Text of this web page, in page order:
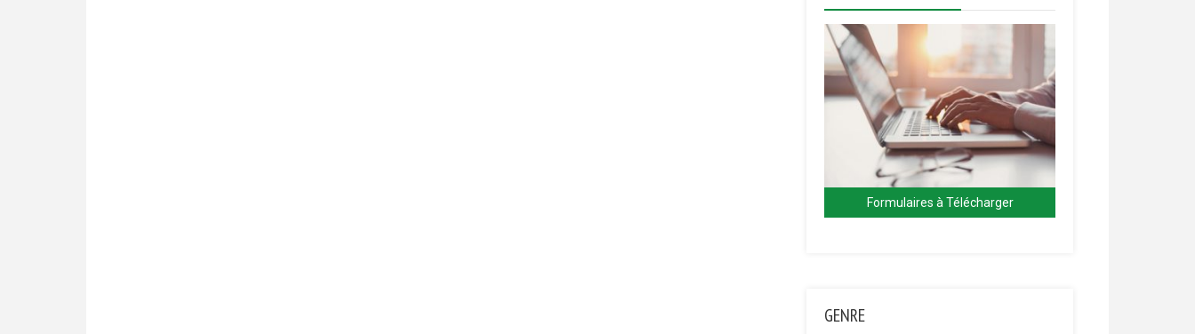
Formulaires à Télécharger
GENRE